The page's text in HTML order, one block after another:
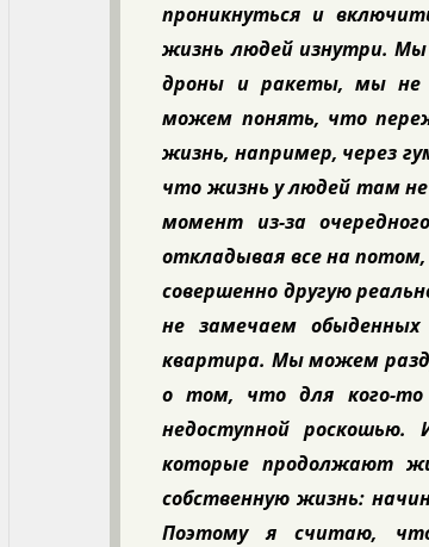
проникнуться и
жизнь людей изнутри.
дроны и ракеты, мы не
можем понять, что
жизнь, например, через
что жизнь у людей там
момент из-за
откладывая все на
совершенно другую
не замечаем
квартира. Мы можем
о том, что для кого-то
недоступной
которые продолжают
собственную жизнь:
Поэтому я считаю,